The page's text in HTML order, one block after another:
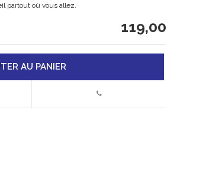
partout où vous allez.
119,00
AU PANIER